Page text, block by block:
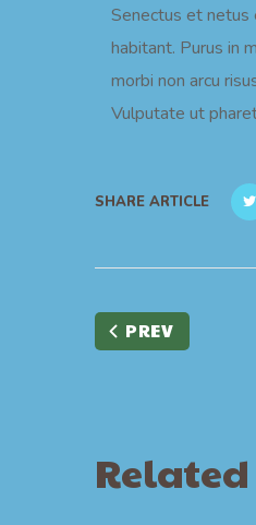
Senectus et netus
habitant. Purus in
morbi non arcu
Vulputate ut
SHARE ARTICLE
PREV